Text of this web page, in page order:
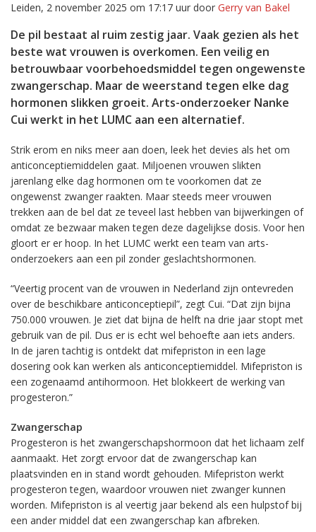
Leiden, 2 november 2025 om 17:17 uur door Gerry van Bakel
De pil bestaat al ruim zestig jaar. Vaak gezien als het
beste wat vrouwen is overkomen. Een veilig en
betrouwbaar voorbehoedsmiddel tegen ongewenste
zwangerschap. Maar de weerstand tegen elke dag
hormonen slikken groeit. Arts-onderzoeker Nanke
Cui werkt in het LUMC aan een alternatief.
Strik erom en niks meer aan doen, leek het devies als het om
anticonceptiemiddelen gaat. Miljoenen vrouwen slikten
jarenlang elke dag hormonen om te voorkomen dat ze
ongewenst zwanger raakten. Maar steeds meer vrouwen
trekken aan de bel dat ze teveel last hebben van bijwerkingen of
omdat ze bezwaar maken tegen deze dagelijkse dosis. Voor hen
gloort er er hoop. In het LUMC werkt een team van arts-
onderzoekers aan een pil zonder geslachtshormonen.
“Veertig procent van de vrouwen in Nederland zijn ontevreden
over de beschikbare anticonceptiepil”, zegt Cui. “Dat zijn bijna
750.000 vrouwen. Je ziet dat bijna de helft na drie jaar stopt met
gebruik van de pil. Dus er is echt wel behoefte aan iets anders.
In de jaren tachtig is ontdekt dat mifepriston in een lage
dosering ook kan werken als anticonceptiemiddel. Mifepriston is
een zogenaamd antihormoon. Het blokkeert de werking van
progesteron.”
Zwangerschap
Progesteron is het zwangerschapshormoon dat het lichaam zelf
aanmaakt. Het zorgt ervoor dat de zwangerschap kan
plaatsvinden en in stand wordt gehouden. Mifepriston werkt
progesteron tegen, waardoor vrouwen niet zwanger kunnen
worden. Mifepriston is al veertig jaar bekend als een hulpstof bij
een ander middel dat een zwangerschap kan afbreken.